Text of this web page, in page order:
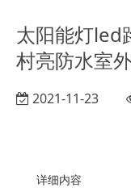
太阳能灯led
村亮防水室
2021-11-23
详细内容